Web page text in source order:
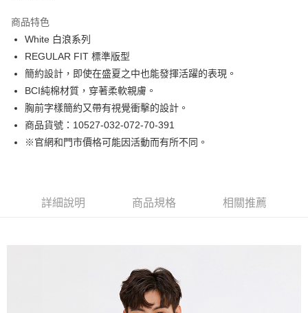
街口支付
悠遊付
Google Pay
貨到付款
運送方式
商品特色
White 白浪系列
REGULAR FIT 標準版型
簡約設計，即使在盛夏之中也能發揮活躍的表現。
BCI純棉材質，穿著柔軟親膚。
胸前字樣簡約又帶有視覺衝擊的設計。
商品貨號：10527-032-072-70-391
※官網和門市價格可能因活動而有所不同。
詳細說明 商品規格 相關推薦